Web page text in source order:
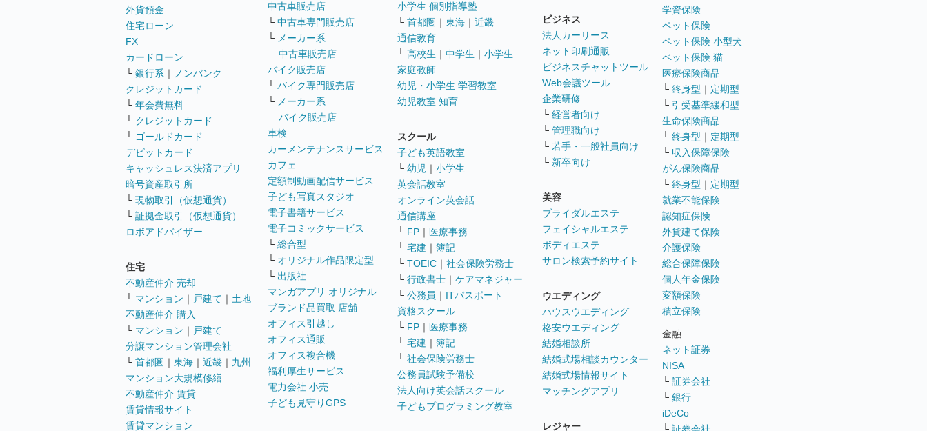
外貨預金
住宅ローン
FX
カードローン
└ 銀行系 ｜
ノンバンク
クレジットカード
└ 年会費無料
└ クレジットカード
└ ゴールドカード
デビットカード
キャッシュレス決済アプリ
暗号資産取引所
└ 現物取引（仮想通貨）
└ 証拠金取引（仮想通貨）
ロボアドバイザー
住宅
不動産仲介 売却
└ マンション ｜ 戸建て ｜ 土地
不動産仲介 購入
└ マンション ｜ 戸建て
分譲マンション管理会社
└ 首都圏 ｜ 東海 ｜ 近畿 ｜ 九州
マンション大規模修繕
不動産仲介 賃貸
賃貸情報サイト
賃貸マンション
中古車販売店
└ 中古車専門販売店
└ メーカー系
中古車販売店
バイク販売店
└ バイク専門販売店
└ メーカー系
バイク販売店
車検
カーメンテナンスサービス
カフェ
定額制動画配信サービス
子ども写真スタジオ
電子書籍サービス
電子コミックサービス
└ 総合型
└ オリジナル作品限定型
└ 出版社
マンガアプリ オリジナル
ブランド品買取 店舗
オフィス引越し
オフィス通販
オフィス複合機
福利厚生サービス
電力会社 小売
子ども見守りGPS
小学生 個別指導塾
└ 首都圏 ｜ 東海 ｜ 近畿
通信教育
└ 高校生 ｜ 中学生 ｜ 小学生
家庭教師
幼児・小学生 学習教室
幼児教室 知育
スクール
子ども英語教室
└ 幼児 ｜ 小学生
英会話教室
オンライン英会話
通信講座
└ FP ｜ 医療事務
└ 宅建 ｜ 簿記
└ TOEIC ｜ 社会保険労務士
└ 行政書士 ｜ ケアマネジャー
└ 公務員 ｜ ITパスポート
資格スクール
└ FP ｜ 医療事務
└ 宅建 ｜ 簿記
└ 社会保険労務士
公務員試験予備校
法人向け英会話スクール
子どもプログラミング教室
ビジネス
法人カーリース
ネット印刷通販
ビジネスチャットツール
Web会議ツール
企業研修
└ 経営者向け
└ 管理職向け
└ 若手・一般社員向け
└ 新卒向け
美容
ブライダルエステ
フェイシャルエステ
ボディエステ
サロン検索予約サイト
ウエディング
ハウスウエディング
格安ウエディング
結婚相談所
結婚式場相談カウンター
結婚式場情報サイト
マッチングアプリ
レジャー
学資保険
ペット保険
ペット保険 小型犬
ペット保険 猫
医療保険商品
└ 終身型 ｜ 定期型
└ 引受基準緩和型
生命保険商品
└ 終身型 ｜ 定期型
└ 収入保障保険
がん保険商品
└ 終身型 ｜ 定期型
就業不能保険
認知症保険
外貨建て保険
介護保険
総合保障保険
個人年金保険
変額保険
積立保険
金融
ネット証券
NISA
└ 証券会社
└ 銀行
iDeCo